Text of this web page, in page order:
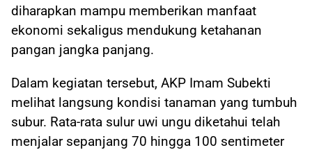
diharapkan mampu memberikan manfaat
ekonomi sekaligus mendukung ketahanan
pangan jangka panjang.
Dalam kegiatan tersebut, AKP Imam Subekti
melihat langsung kondisi tanaman yang tumbuh
subur. Rata-rata sulur uwi ungu diketahui telah
menjalar sepanjang 70 hingga 100 sentimeter